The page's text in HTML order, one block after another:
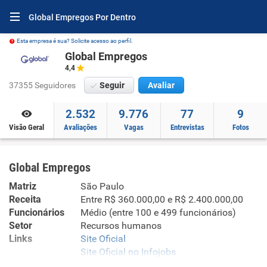
Global Empregos Por Dentro
Esta empresa é sua? Solicite acesso ao perfil.
Global Empregos
4,4
37355 Seguidores Seguir Avaliar
Visão Geral
2.532
Avaliações
9.776
Vagas
77
Entrevistas
9
Fotos
Global Empregos
Matriz
São Paulo
Receita
Entre R$ 360.000,00 e R$ 2.400.000,00
Funcionários
Médio (entre 100 e 499 funcionários)
Setor
Recursos humanos
Links
Site Oficial
Site Oficial no Infojobs